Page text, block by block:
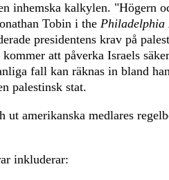
inhemska kalkylen. "Högern
Tobin i the Philadelphia
presidentens krav på
att påverka Israels
fall kan räknas in bland
palestinsk stat.
ut amerikanska medlares
inkluderar: